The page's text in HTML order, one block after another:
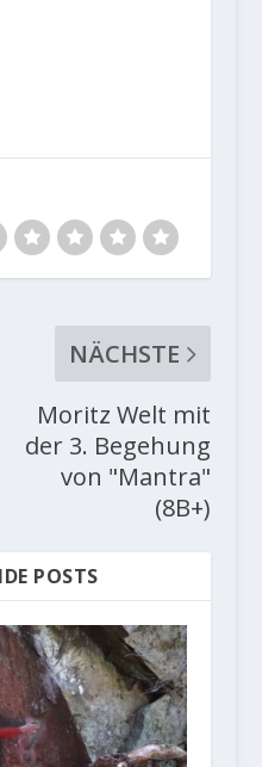
NÄCHSTE
Moritz Welt mit
der 3. Begehung
von "Mantra"
(8B+)
POSTS